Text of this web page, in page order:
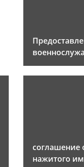
соглашение
нажитого